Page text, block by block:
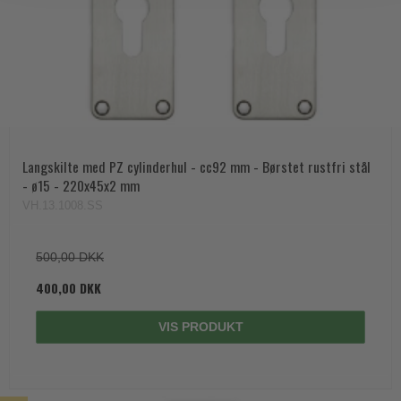
Langskilte med PZ cylinderhul - cc92 mm - Børstet rustfri stål
- ø15 - 220x45x2 mm
500,00 DKK
400,00 DKK
VIS PRODUKT